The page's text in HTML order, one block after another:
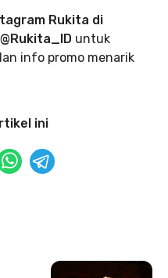
Rukita di
untuk
info promo menarik
ini